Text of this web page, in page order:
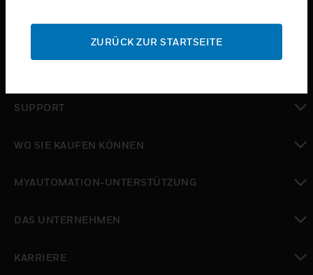
toggle view
toggle view
toggle view
SUPPORT
WO SIE KAUFEN KÖNNEN
MYAUTOMATION-UNTERSTÜTZUNG
DAS UNTERNEHMEN
KARRIERE
ZURÜCK ZUR STARTSEITE